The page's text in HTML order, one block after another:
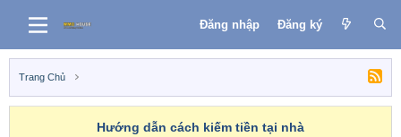
Đăng nhập Đăng ký
Trang Chủ
Hướng dẫn cách kiếm tiền tại nhà